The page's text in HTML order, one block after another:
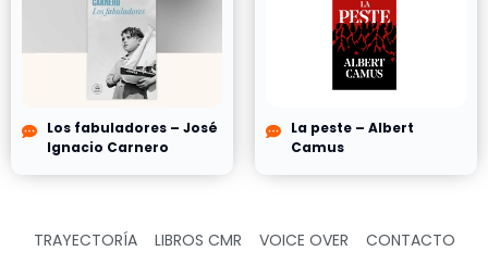
Los fabuladores – José
Ignacio Carnero
La peste – Albert
Camus
TRAYECTORÍA LIBROS CMR VOICE OVER CONTACTO